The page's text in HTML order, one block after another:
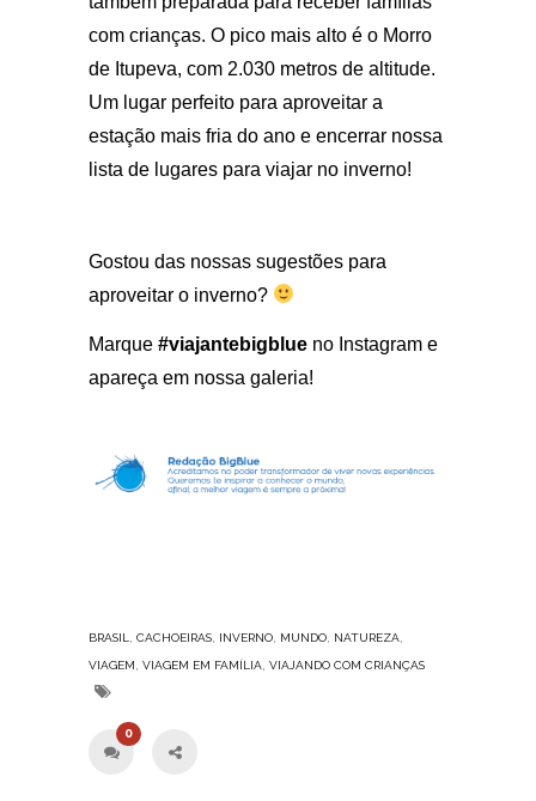
com crianças. O pico mais alto é o Morro
de Itupeva, com 2.030 metros de altitude.
Um lugar perfeito para aproveitar a
estação mais fria do ano e encerrar nossa
lista de lugares para viajar no inverno!
Gostou das nossas sugestões para
aproveitar o inverno?
Marque #viajantebigblue no Instagram e
apareça em nossa galeria!
BRASIL , CACHOEIRAS, INVERNO, MUNDO, NATUREZA,
VIAGEM, VIAGEM EM FAMÍLIA, VIAJANDO COM CRIANÇAS
0